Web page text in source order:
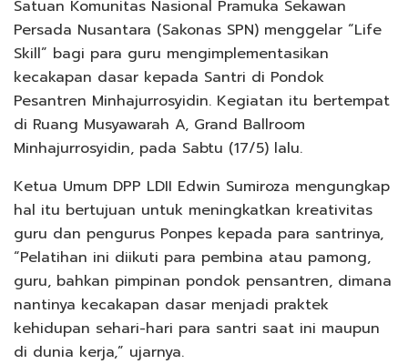
Satuan Komunitas Nasional Pramuka Sekawan
Persada Nusantara (Sakonas SPN) menggelar “Life
Skill” bagi para guru mengimplementasikan
kecakapan dasar kepada Santri di Pondok
Pesantren Minhajurrosyidin. Kegiatan itu bertempat
di Ruang Musyawarah A, Grand Ballroom
Minhajurrosyidin, pada Sabtu (17/5) lalu.
Ketua Umum DPP LDII Edwin Sumiroza mengungkap
hal itu bertujuan untuk meningkatkan kreativitas
guru dan pengurus Ponpes kepada para santrinya,
“Pelatihan ini diikuti para pembina atau pamong,
guru, bahkan pimpinan pondok pensantren, dimana
nantinya kecakapan dasar menjadi praktek
kehidupan sehari-hari para santri saat ini maupun
di dunia kerja,” ujarnya.